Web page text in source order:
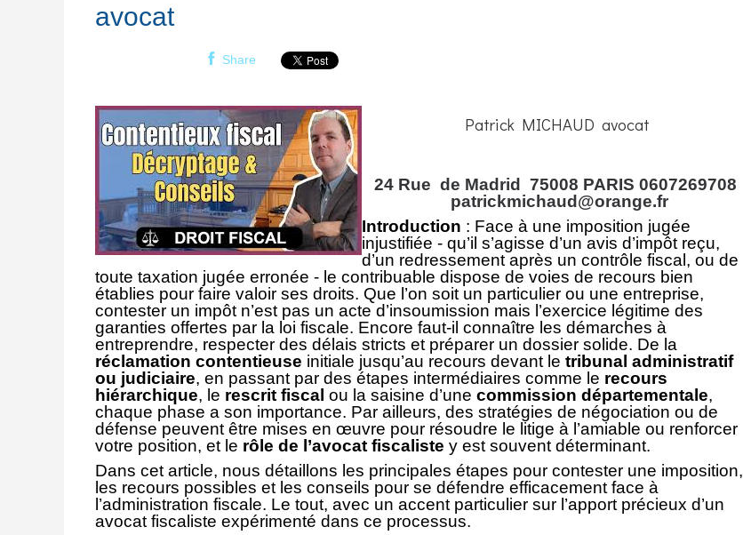
avocat
Share
Patrick MICHAUD avocat
24 Rue de Madrid 75008 PARIS 0607269708
patrickmichaud@orange.fr
Introduction : Face à une imposition jugée
injustifiée - qu’il s’agisse d’un avis d’impôt reçu,
d’un redressement après un contrôle fiscal, ou de
toute taxation jugée erronée - le contribuable dispose de voies de recours bien
établies pour faire valoir ses droits. Que l’on soit un particulier ou une entreprise,
contester un impôt n’est pas un acte d’insoumission mais l’exercice légitime des
garanties offertes par la loi fiscale. Encore faut-il connaître les démarches à
entreprendre, respecter des délais stricts et préparer un dossier solide. De la
réclamation contentieuse initiale jusqu’au recours devant le tribunal administratif
ou judiciaire, en passant par des étapes intermédiaires comme le recours
hiérarchique, le rescrit fiscal ou la saisine d’une commission départementale,
chaque phase a son importance. Par ailleurs, des stratégies de négociation ou de
défense peuvent être mises en œuvre pour résoudre le litige à l’amiable ou renforcer
votre position, et le rôle de l’avocat fiscaliste y est souvent déterminant.
Dans cet article, nous détaillons les principales étapes pour contester une imposition,
les recours possibles et les conseils pour se défendre efficacement face à
l’administration fiscale. Le tout, avec un accent particulier sur l’apport précieux d’un
avocat fiscaliste expérimenté dans ce processus.